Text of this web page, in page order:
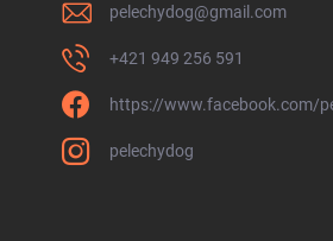
pelechydog@gmail.com
+421 949 256 591
https://www.facebook.com/
pelechydog